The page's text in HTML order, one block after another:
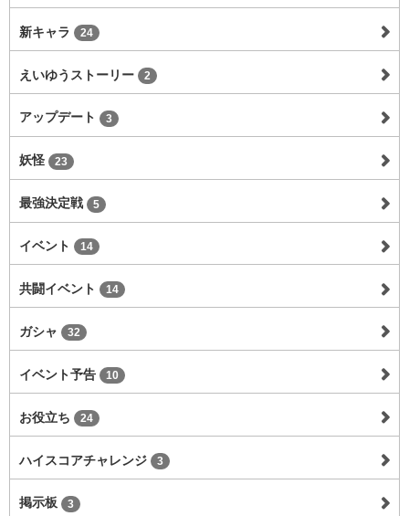
新キャラ 24
えいゆうストーリー 2
アップデート 3
妖怪 23
最強決定戦 5
イベント 14
共闘イベント 14
ガシャ 32
イベント予告 10
お役立ち 24
ハイスコアチャレンジ 3
掲示板 3